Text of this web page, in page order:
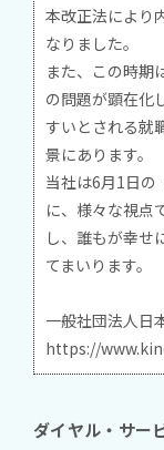
本改正法により
なりました。
また、この時期
の問題が顕在化
すいとされる就
景にあります。
当社は6月1日の
に、様々な視点
し、誰もが幸せ
てまいります。
一般社団法人日
https://
ダイヤル・サー